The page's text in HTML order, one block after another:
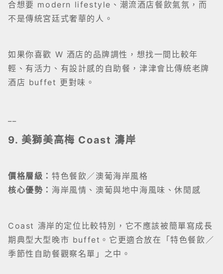
合想要 modern lifestyle、潮流酒店餐飲氣氛，而
不是傳統宮廷式奢華的人。
如果你喜歡 W 酒店的品牌調性，想找一間比較年
輕、有活力、有設計感的自助餐，津津會比傳統老牌
酒店 buffet 更對味。
9. 美獅美高梅 Coast 濤岸
價格層級： 特色餐飲／澳葡海岸風格
核心優勢： 海岸風情、澳葡與地中海風味、休閒感
Coast 濤岸的定位比較特別，它不應該被簡單寫成長
期典型大型晚市 buffet。它更適合放在「特色餐飲／
季節性自助餐觀察名單」之中。